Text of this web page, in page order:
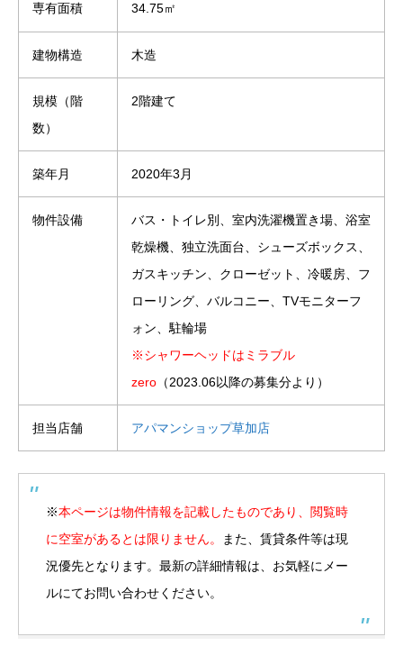
専有面積 34.75㎡
建物構造 木造
規模（階
数）
2階建て
築年月 2020年3月
物件設備
バス・トイレ別、室内洗濯機置き場、浴室
乾燥機、独立洗面台、シューズボックス、
ガスキッチン、クローゼット、冷暖房、フ
ローリング、バルコニー、TVモニターフ
ォン、駐輪場
※シャワーヘッドはミラブル
zero （2023.06以降の募集分より）
担当店舗 アパマンショップ草加店
※本ページは物件情報を記載したものであり、閲覧時
に空室があるとは限りません。
また、賃貸条件等は現
況優先となります。最新の詳細情報は、お気軽にメー
ルにてお問い合わせください。